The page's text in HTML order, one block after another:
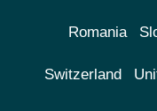
Romania
Switzerland